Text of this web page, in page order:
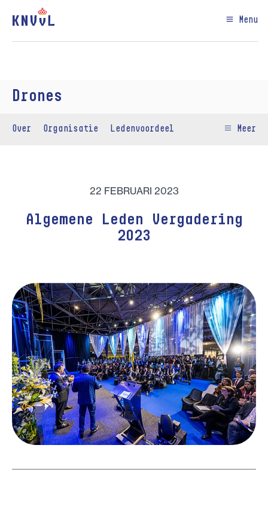
Menu
Drones
Over Organisatie Ledenvoordeel Meer
22 FEBRUARI 2023
Algemene Leden Vergadering
2023